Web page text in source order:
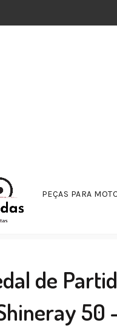
PEÇAS PARA
Traxx 50
de
50